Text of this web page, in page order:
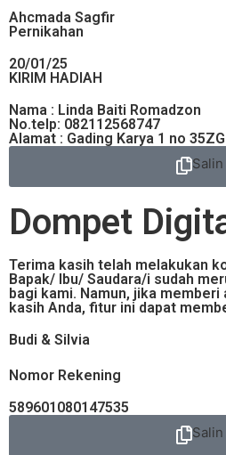
Ahcmada Sagfir
Pernikahan
20/01/25
KIRIM HADIAH
Nama : Linda Baiti Romadzon
No.telp: 082112568747
Alamat : Gading Karya 1 no 35ZG
Salin
Dompet
Terima kasih telah melakukan
Bapak/ Ibu/ Saudara/i sudah
bagi kami. Namun, jika
kasih Anda, fitur ini dapat
Budi & Silvia
Nomor Rekening
589601080147535
Salin